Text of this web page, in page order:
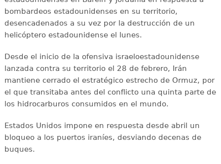
bombardeos estadounidenses en su territorio,
desencadenados a su vez por la destrucción de un
helicóptero estadounidense el lunes.
Desde el inicio de la ofensiva israeloestadounidense
lanzada contra su territorio el 28 de febrero, Irán
mantiene cerrado el estratégico estrecho de Ormuz, por
el que transitaba antes del conflicto una quinta parte de
los hidrocarburos consumidos en el mundo.
Estados Unidos impone en respuesta desde abril un
bloqueo a los puertos iraníes, desviando decenas de
buques.